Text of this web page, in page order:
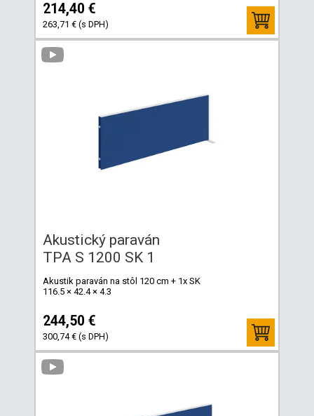
214,40 €
263,71 € (s DPH)
Akustický paraván
TPA S 1200 SK 1
Akustik paraván na stôl 120 cm + 1x SK
116.5 × 42.4 × 4.3
244,50 €
300,74 € (s DPH)